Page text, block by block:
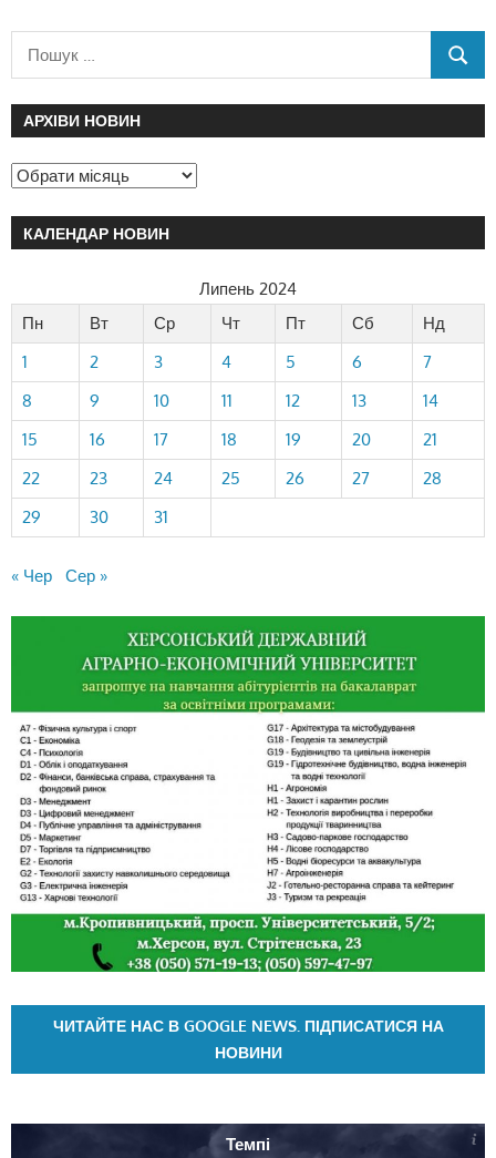
АРХІВИ НОВИН
КАЛЕНДАР НОВИН
Липень 2024
Пн
Вт Ср Чт Пт Сб
Нд
1
2 3 4 5 6
7
8
9 10 11 12 13
14
15
16 17 18 19 20
21
22
23 24 25 26 27
28
29
30 31
« Чер Сер »
ЧИТАЙТЕ НАС В GOOGLE NEWS. ПІДПИСАТИСЯ НА
НОВИНИ
Темпі